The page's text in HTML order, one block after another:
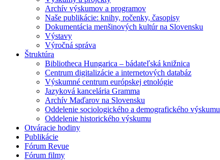
Archív výskumov a programov
Naše publikácie: knihy, ročenky, časopisy
Dokumentácia menšinových kultúr na Slovensku
Výstavy
Výročná správa
Štruktúra
Bibliotheca Hungarica – bádateľská knižnica
Centrum digitalizácie a internetových databáz
Výskumné centrum európskej etnológie
Jazyková kancelária Gramma
Archív Maďarov na Slovensku
Oddelenie sociologického a demografického výskumu
Oddelenie historického výskumu
Otváracie hodiny
Publikácie
Fórum Revue
Fórum filmy